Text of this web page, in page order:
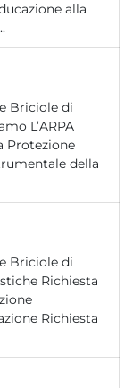
alla
Briciole di
L’ARPA
Protezione
della
Briciole di
Richiesta
Richiesta